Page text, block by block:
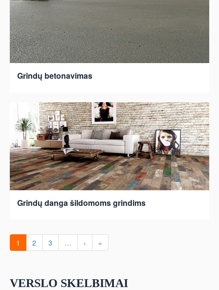
Grindų betonavimas
Grindų danga šildomoms grindims
1 2 3 … › »
VERSLO SKELBIMAI